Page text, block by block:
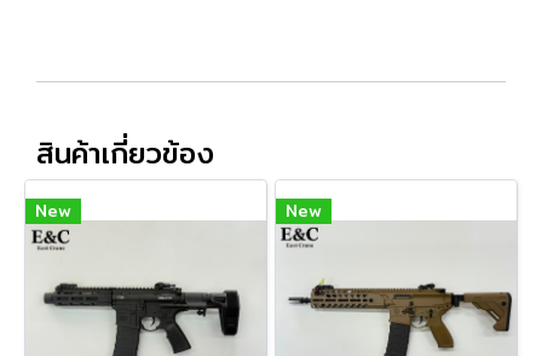
สินค้าเกี่ยวข้อง
New New